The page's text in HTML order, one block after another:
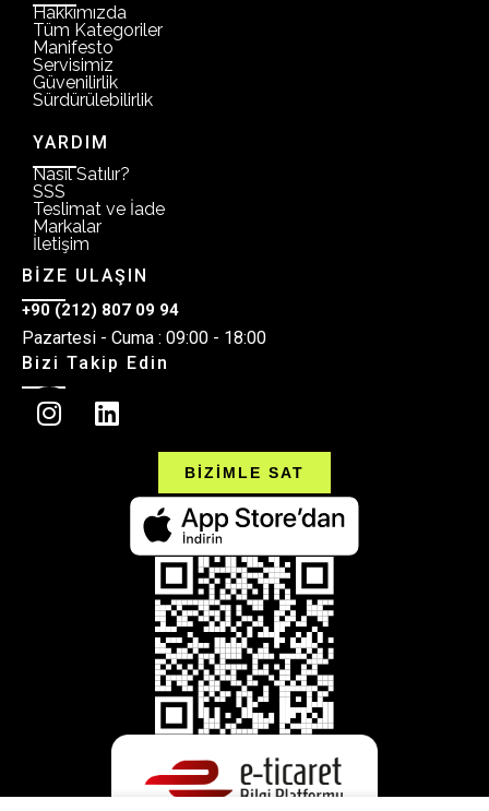
Hakkımızda
Tüm Kategoriler
Manifesto
Servisimiz
Güvenilirlik
Sürdürülebilirlik
YARDIM
Nasıl Satılır?
SSS
Teslimat ve İade
Markalar
İletişim
BİZE ULAŞIN
+90 (212) 807 09 94
Pazartesi - Cuma : 09:00 - 18:00
Bizi Takip Edin
BİZİMLE SAT